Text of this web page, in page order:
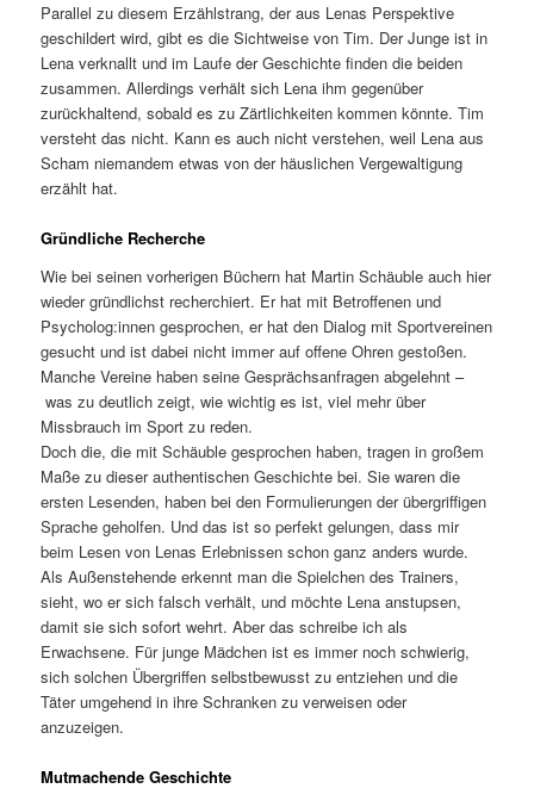
Parallel zu diesem Erzählstrang, der aus Lenas Perspektive
geschildert wird, gibt es die Sichtweise von Tim. Der Junge ist in
Lena verknallt und im Laufe der Geschichte finden die beiden
zusammen. Allerdings verhält sich Lena ihm gegenüber
zurückhaltend, sobald es zu Zärtlichkeiten kommen könnte. Tim
versteht das nicht. Kann es auch nicht verstehen, weil Lena aus
Scham niemandem etwas von der häuslichen Vergewaltigung
erzählt hat.
Gründliche Recherche
Wie bei seinen vorherigen Büchern hat Martin Schäuble auch hier
wieder gründlichst recherchiert. Er hat mit Betroffenen und
Psycholog:innen gesprochen, er hat den Dialog mit Sportvereinen
gesucht und ist dabei nicht immer auf offene Ohren gestoßen.
Manche Vereine haben seine Gesprächsanfragen abgelehnt –
was zu deutlich zeigt, wie wichtig es ist, viel mehr über
Missbrauch im Sport zu reden.
Doch die, die mit Schäuble gesprochen haben, tragen in großem
Maße zu dieser authentischen Geschichte bei. Sie waren die
ersten Lesenden, haben bei den Formulierungen der übergriffigen
Sprache geholfen. Und das ist so perfekt gelungen, dass mir
beim Lesen von Lenas Erlebnissen schon ganz anders wurde.
Als Außenstehende erkennt man die Spielchen des Trainers,
sieht, wo er sich falsch verhält, und möchte Lena anstupsen,
damit sie sich sofort wehrt. Aber das schreibe ich als
Erwachsene. Für junge Mädchen ist es immer noch schwierig,
sich solchen Übergriffen selbstbewusst zu entziehen und die
Täter umgehend in ihre Schranken zu verweisen oder
anzuzeigen.
Mutmachende Geschichte